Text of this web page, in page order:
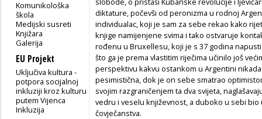
Komunikološka
škola
Medijski susreti
Knjižara
Galerija
EU Projekt
Uključiva kultura -
potpora socijalnoj
inkluziji kroz kulturu
putem Vijenca
Inkluzija
diktature, počevši od peronizma u rodnoj
individualac, koji je sam za sebe rekao kako
knjige namijenjene svima i tako ostvaruje
rođenu u Bruxellesu, koji je s 37 godina
što ga je prema vlastitim riječima učinilo još
perspektivu kakvu ostankom u Argentini
pesimistična, dok je on sebe smatrao
svojim razgraničenjem ta dva svijeta,
vedru i veselu književnost, a duboko u sebi
čovječanstva.